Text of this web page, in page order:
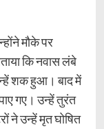
मौके पर
कि नवास लंबे
शक हुआ। बाद में
गए। उन्हें तुरंत
ने उन्हें मृत घोषित